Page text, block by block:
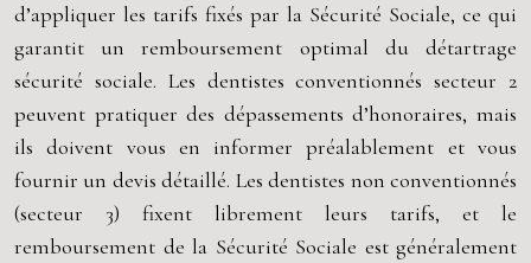
d’appliquer les tarifs fixés par la Sécurité Sociale, ce qui
garantit un remboursement optimal du détartrage
sécurité sociale. Les dentistes conventionnés secteur 2
peuvent pratiquer des dépassements d’honoraires, mais
ils doivent vous en informer préalablement et vous
fournir un devis détaillé. Les dentistes non conventionnés
(secteur 3) fixent librement leurs tarifs, et le
remboursement de la Sécurité Sociale est généralement